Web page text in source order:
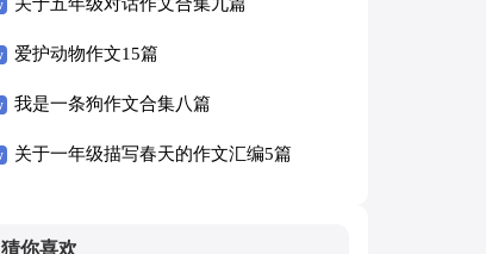
爱护动物作文15篇
我是一条狗作文合集八篇
关于一年级描写春天的作文汇编5篇
猜你喜欢